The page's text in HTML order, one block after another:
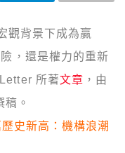
觀背景下成為贏
，還是權力的重新
所著文章 ，由
稿。
史新高：機構浪潮